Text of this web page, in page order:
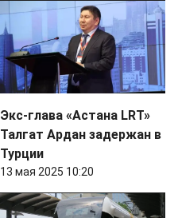
Экс-глава «Астана LRT»
Талгат Ардан задержан в
Турции
13 мая 2025 10:20